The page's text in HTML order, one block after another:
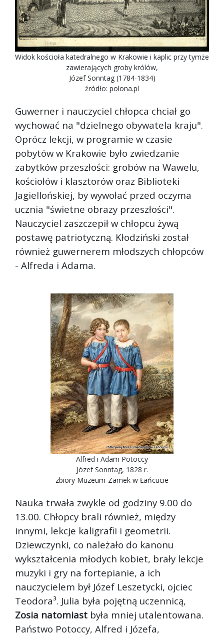
Widok kościoła katedralnego w Krakowie i kaplic przy tymże
zawierających groby królów,
Józef Sonntag (1784-1834)
źródło: polona.pl
Guwerner i nauczyciel chłopca chciał go
wychować na "dzielnego obywatela kraju".
Oprócz lekcji, w programie w czasie
pobytów w Krakowie było zwiedzanie
zabytków przeszłości: grobów na Wawelu,
kościołów i klasztorów oraz Biblioteki
Jagiellońskiej, by wywołać przed oczyma
ucznia "świetne obrazy przeszłości".
Nauczyciel zaszczepił w chłopcu żywą
postawę patriotyczną. Kłodziński został
również guwernerem młodszych chłopców
- Alfreda i Adama.
Alfred i Adam Potoccy
Józef Sonntag, 1828 r.
zbiory Muzeum-Zamek w Łańcucie
Nauka trwała zwykle od godziny 9.00 do
13.00. Chłopcy brali również, między
innymi, lekcje kaligrafii i geometrii.
Dziewczynki, co należało do kanonu
wykształcenia młodych kobiet, brały lekcje
muzyki i gry na fortepianie, a ich
nauczycielem był Józef Leszetycki, ojciec
Teodora³. Julia była pojętną uczennicą,
Zosia natomiast była mniej utalentowana.
Państwo Potoccy, Alfred i Józefa,